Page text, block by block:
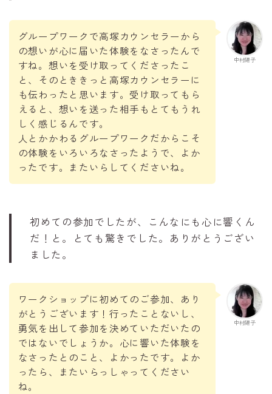
中村陽子
グループワークで高塚カウンセラーから
の想いが心に届いた体験をなさったんで
すね。想いを受け取ってくださったこ
と、そのとききっと高塚カウンセラーに
も伝わったと思います。受け取ってもら
えると、想いを送った相手もとてもうれ
しく感じるんです。
人とかかわるグループワークだからこそ
の体験をいろいろなさったようで、よか
ったです。またいらしてくださいね。
初めての参加でしたが、こんなにも心に響くん
だ！と。とても驚きでした。ありがとうござい
ました。
中村陽子
ワークショップに初めてのご参加、あり
がとうございます！行ったことないし、
勇気を出して参加を決めていただいたの
ではないでしょうか。心に響いた体験を
なさったとのこと、よかったです。よか
ったら、またいらっしゃってください
ね。